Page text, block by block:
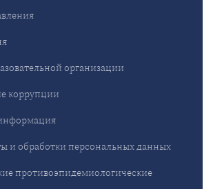
организации
коррупции
и обработки персональных данных
противоэпидемиологические